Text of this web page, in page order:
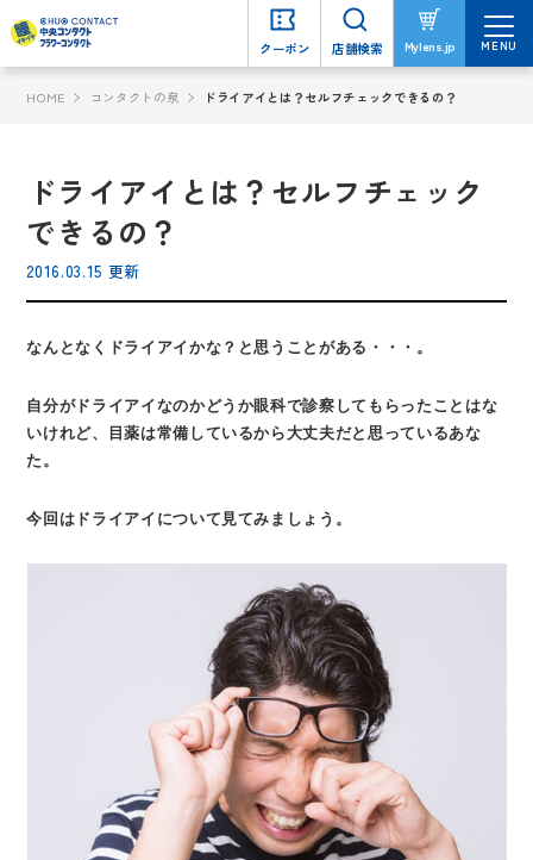
クーポン 店舗検索 Mylens.jp MENU
HOME コンタクトの泉 ドライアイとは？セルフチェックできるの？
ドライアイとは？セルフチェック
できるの？
2016.03.15 更新
なんとなくドライアイかな？と思うことがある・・・。
自分がドライアイなのかどうか眼科で診察してもらったことはな
いけれど、目薬は常備しているから大丈夫だと思っているあな
た。
今回はドライアイについて見てみましょう。
クーポン 店舗検索 Mylens.jp MENU